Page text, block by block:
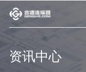
资讯中心